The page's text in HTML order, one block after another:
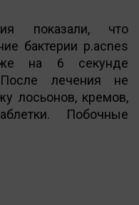
показали, что
бактерии p.acnes
на 6 секунде
После лечения не
лосьонов, кремов,
Побочные